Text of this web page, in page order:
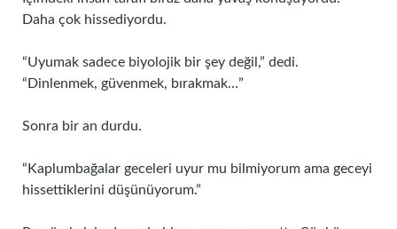
Daha çok hissediyordu.
“Uyumak sadece biyolojik bir şey değil,” dedi.
“Dinlenmek, güvenmek, bırakmak…”
Sonra bir an durdu.
“Kaplumbağalar geceleri uyur mu bilmiyorum ama geceyi
hissettiklerini düşünüyorum.”